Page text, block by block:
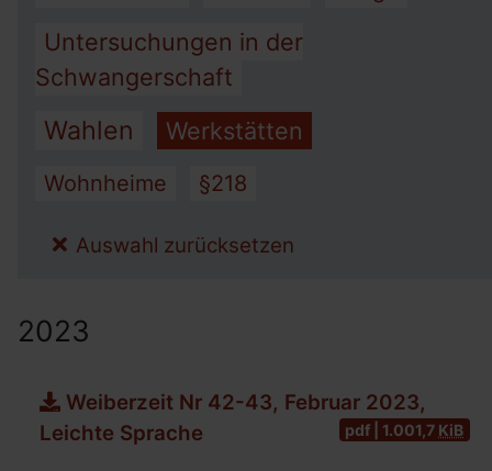
Untersuchungen in der
Schwangerschaft
Wahlen Werkstätten
Wohnheime §218
Auswahl zurücksetzen
2023
Weiberzeit Nr 42-43, Februar 2023,
Leichte Sprache
pdf | 1.001,7 KiB